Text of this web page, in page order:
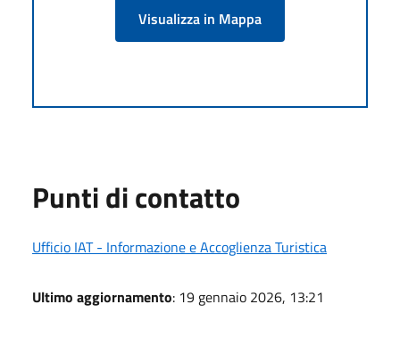
Visualizza in Mappa
Punti di contatto
Ufficio IAT - Informazione e Accoglienza Turistica
Ultimo aggiornamento: 19 gennaio 2026, 13:21